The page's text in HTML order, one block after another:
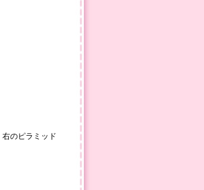
のピラミッド